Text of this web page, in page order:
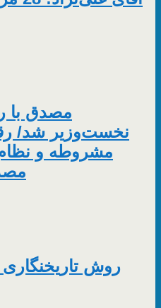
مصدق با
نخست‌وزیر شد/
مشروطه و نظام
روش